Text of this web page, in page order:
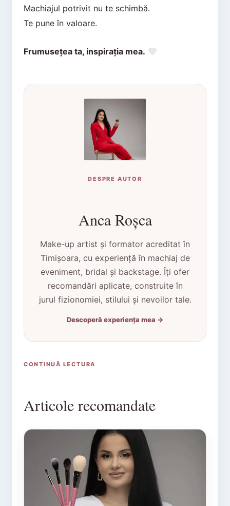
Machiajul potrivit nu te schimbă.
Te pune în valoare.
Frumusețea ta, inspirația mea.
DESPRE AUTOR
Anca Roșca
Make-up artist și formator acreditat în
Timișoara, cu experiență în machiaj de
eveniment, bridal și backstage. Îți ofer
recomandări aplicate, construite în
jurul fizionomiei, stilului și nevoilor tale.
Descoperă experiența mea →
CONTINUĂ LECTURA
Articole recomandate